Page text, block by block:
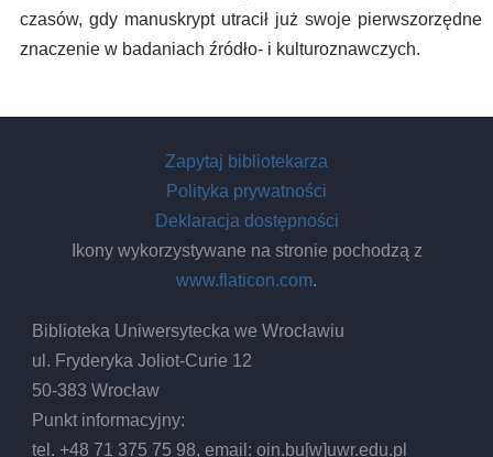
czasów, gdy manuskrypt utracił już swoje pierwszorzędne
znaczenie w badaniach źródło- i kulturoznawczych.
Zapytaj bibliotekarza
Polityka prywatności
Deklaracja dostępności
Ikony wykorzystywane na stronie pochodzą z
www.flaticon.com.
Biblioteka Uniwersytecka we Wrocławiu
ul. Fryderyka Joliot-Curie 12
50-383 Wrocław
Punkt informacyjny:
tel. +48 71 375 75 98, email:oin.bu[w]uwr.edu.pl